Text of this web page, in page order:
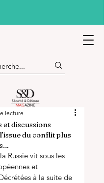
discussions
du conflit plus
lecture
Russie vit sous les
et
à la suite de